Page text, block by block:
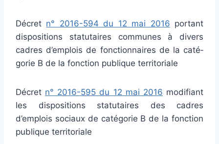
Décret n° 2016-594 du 12 mai 2016 por­tant
dis­po­si­tions sta­tu­tai­res com­mu­nes à divers
cadres d’emplois de fonc­tion­nai­res de la caté­
go­rie B de la fonc­tion publi­que ter­ri­to­riale
Décret n° 2016-595 du 12 mai 2016 modi­fiant
les dis­po­si­tions sta­tu­tai­res des cadres
d’emplois sociaux de caté­go­rie B de la fonc­tion
publi­que ter­ri­to­riale